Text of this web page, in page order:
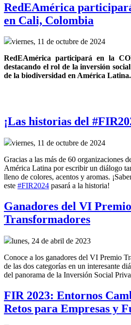
RedEAmérica
en Cali, Colombia
viernes, 11 de octubre de 2024
RedEAmérica participará en la
destacando el rol de la inversión
de la biodiversidad en América Latina.
¡Las historias del
viernes, 11 de octubre de 2024
Gracias a las más de 60 organizaciones
América Latina por escribir un diálogo
lleno de colores, acentos y aromas.
este #FIR2024 pasará a la historia!
Ganadores del VI Premio
Transformadores
lunes, 24 de abril de 2023
Conoce a los ganadores del VI Premio
de las dos categorías en un interesante
del panorama de la Inversión Social
FIR 2023: Entornos
Retos para Empresas y